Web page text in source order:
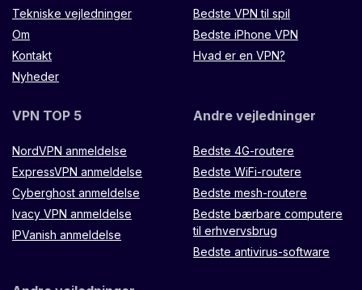
Tekniske vejledninger
Om
Kontakt
Nyheder
Bedste VPN til spil
Bedste iPhone VPN
Hvad er en VPN?
VPN TOP 5
NordVPN anmeldelse
ExpressVPN anmeldelse
Cyberghost anmeldelse
Ivacy VPN anmeldelse
IPVanish anmeldelse
Andre vejledninger
Bedste 4G-routere
Bedste WiFi-routere
Bedste mesh-routere
Bedste bærbare computere
til erhvervsbrug
Bedste antivirus-software